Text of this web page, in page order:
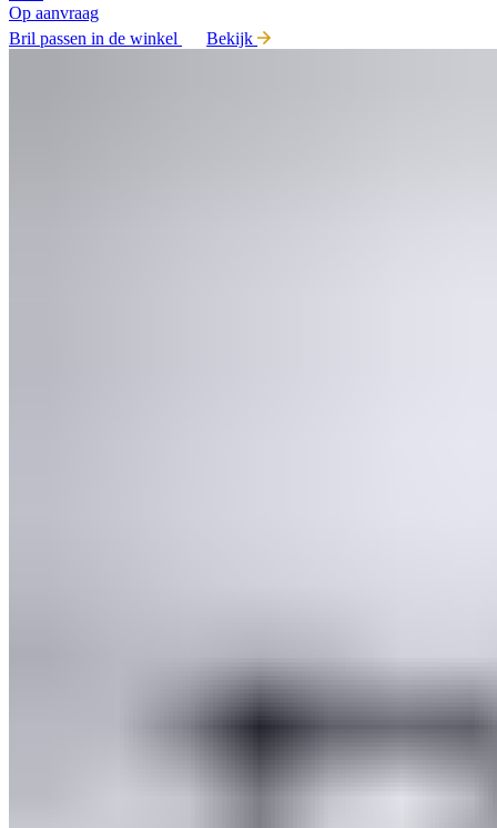
Op aanvraag
Bril passen in de winkel
Bekijk